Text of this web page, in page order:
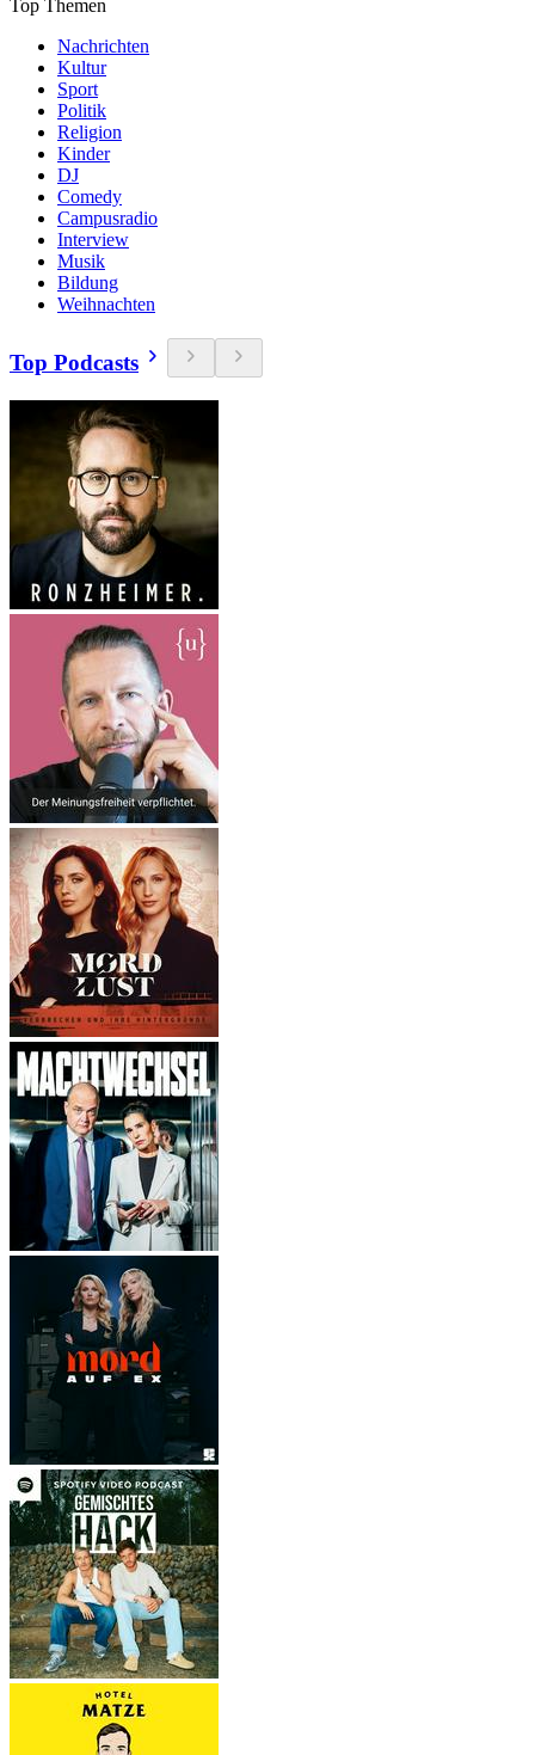
Top Themen
Nachrichten
Kultur
Sport
Politik
Religion
Kinder
DJ
Comedy
Campusradio
Interview
Musik
Bildung
Weihnachten
Top Podcasts